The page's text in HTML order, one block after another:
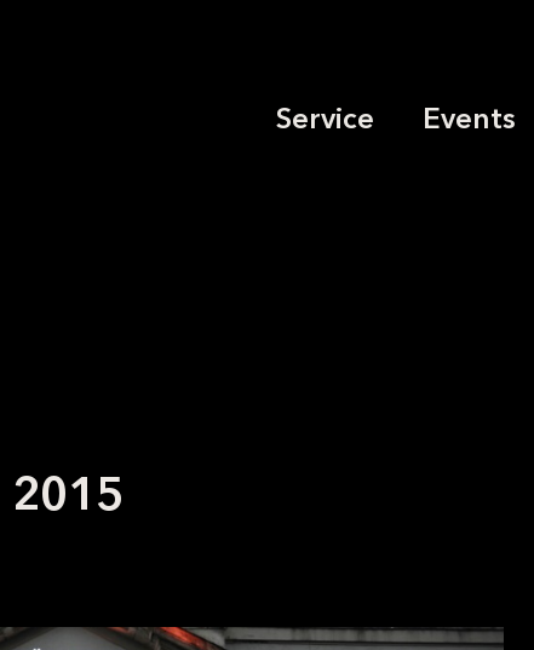
Service Events
2015